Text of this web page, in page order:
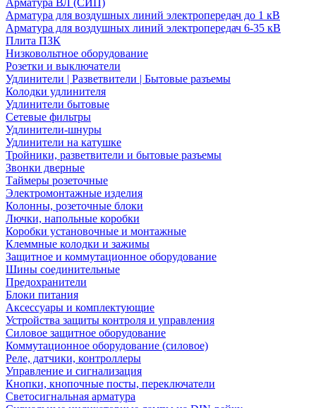
Арматура ВЛ (СИП)
Арматура для воздушных линий электропередач до 1 кВ
Арматура для воздушных линий электропередач 6-35 кВ
Плита ПЗК
Низковольтное оборудование
Розетки и выключатели
Удлинители | Разветвители | Бытовые разъемы
Колодки удлинителя
Удлинители бытовые
Сетевые фильтры
Удлинители-шнуры
Удлинители на катушке
Тройники, разветвители и бытовые разъемы
Звонки дверные
Таймеры розеточные
Электромонтажные изделия
Колонны, розеточные блоки
Лючки, напольные коробки
Коробки установочные и монтажные
Клеммные колодки и зажимы
Защитное и коммутационное оборудование
Шины соединительные
Предохранители
Блоки питания
Аксессуары и комплектующие
Устройства защиты контроля и управления
Силовое защитное оборудование
Коммутационное оборудование (силовое)
Реле, датчики, контроллеры
Управление и сигнализация
Кнопки, кнопочные посты, переключатели
Светосигнальная арматура